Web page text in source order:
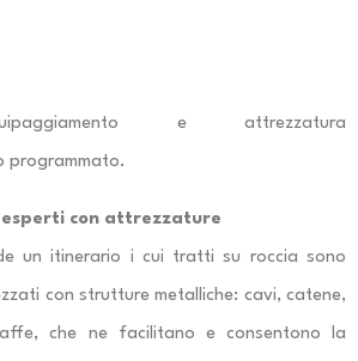
e attrezzatura
programmato.
esperti con attrezzature
un itinerario i cui tratti su roccia sono
con strutture metalliche: cavi, catene,
che ne facilitano e consentono la